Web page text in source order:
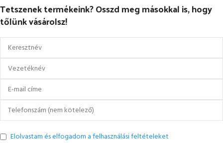
Tetszenek termékeink? Osszd meg másokkal is, hogy
tőlünk vásárolsz!
Elolvastam és elfogadom a felhasználási feltételeket